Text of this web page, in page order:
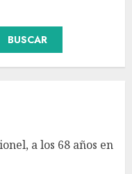
BUSCAR
a los 68 años en
soberanía
sobre el Sáhara
Pony’ con fusil
y arsenal en